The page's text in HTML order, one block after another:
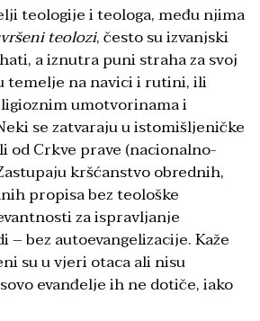
teologije i teologa, među njima
teolozi, često su izvanjski
a iznutra puni straha za svoj
na navici i rutini, ili
umotvorinama i
se zatvaraju u istomišljeničke
od Crkve prave (nacionalno-
kršćanstvo obrednih,
propisa bez teološke
za ispravljanje
bez autoevangelizacije. Kaže
su u vjeri otaca ali nisu
evanđelje ih ne dotiče, iako